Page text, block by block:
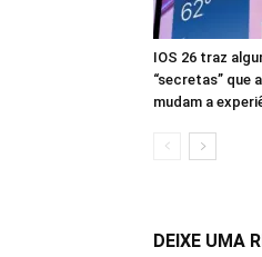
IOS 26 traz
“secretas” que
mudam a
DEIXE UMA